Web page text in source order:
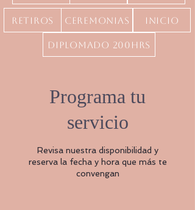
Ceremonias
Retiros inicio
Diplomado 200hrs
Programa tu
servicio
Revisa nuestra disponibilidad y
reserva la fecha y hora que más te
convengan